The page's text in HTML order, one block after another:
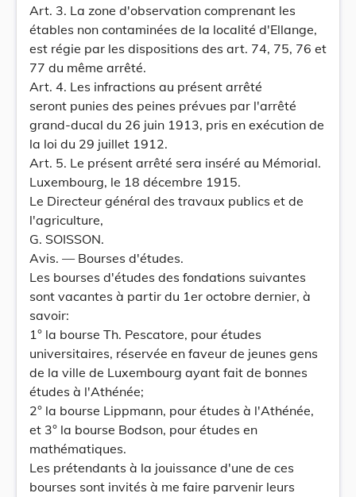
Art. 3. La zone d'observation comprenant les
étables non contaminées de la localité d'Ellange,
est régie par les dispositions des art. 74, 75, 76 et
77 du même arrêté.
Art. 4. Les infractions au présent arrêté
seront punies des peines prévues par l'arrêté
grand-ducal du 26 juin 1913, pris en exécution de
la loi du 29 juillet 1912.
Art. 5. Le présent arrêté sera inséré au Mémorial.
Luxembourg, le 18 décembre 1915.
Le Directeur général des travaux publics et de
l'agriculture,
G. SOISSON.
Avis. — Bourses d'études.
Les bourses d'études des fondations suivantes
sont vacantes à partir du 1er octobre dernier, à
savoir:
1° la bourse Th. Pescatore, pour études
universitaires, réservée en faveur de jeunes gens
de la ville de Luxembourg ayant fait de bonnes
études à l'Athénée;
2° la bourse Lippmann, pour études à l'Athénée,
et 3° la bourse Bodson, pour études en
mathématiques.
Les prétendants à la jouissance d'une de ces
bourses sont invités à me faire parvenir leurs